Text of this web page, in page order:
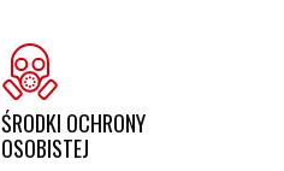
ŚRODKI OCHRONY
OSOBISTEJ